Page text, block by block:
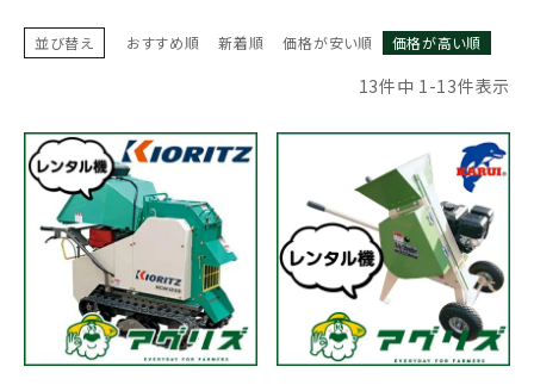
お気に入り一覧
閲覧履歴一覧
農業機械
農業資材
並び替え おすすめ順 新着順 価格が安い順 価格が高い順
13件中 1-13件表示